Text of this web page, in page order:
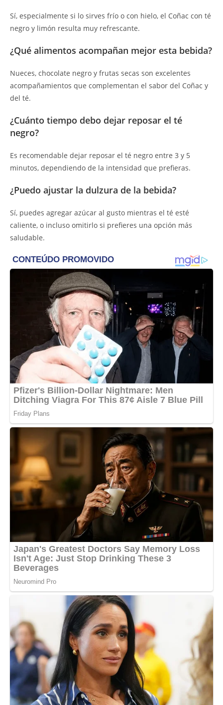
Sí, especialmente si lo sirves frío o con hielo, el Coñac con té
negro y limón resulta muy refrescante.
¿Qué alimentos acompañan mejor esta bebida?
Nueces, chocolate negro y frutas secas son excelentes
acompañamientos que complementan el sabor del Coñac y
del té.
¿Cuánto tiempo debo dejar reposar el té
negro?
Es recomendable dejar reposar el té negro entre 3 y 5
minutos, dependiendo de la intensidad que prefieras.
¿Puedo ajustar la dulzura de la bebida?
Sí, puedes agregar azúcar al gusto mientras el té esté
caliente, o incluso omitirlo si prefieres una opción más
saludable.